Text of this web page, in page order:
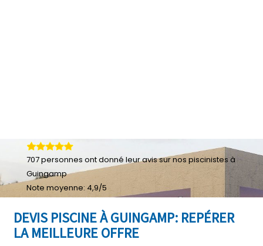
DEVIS PISCINE À GUINGAMP: REPÉRER
LA MEILLEURE OFFRE
707personnes ont donné leuravis sur nos piscinistes à
Guingamp
Note moyenne: 4,9/5